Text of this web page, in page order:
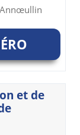
Annœullin
et de